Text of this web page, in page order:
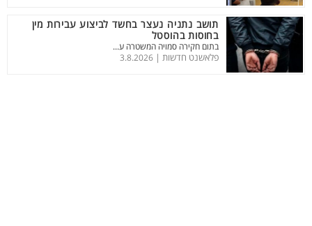
תושב נתניה נעצר בחשד לביצוע עבירות מין
בחוסות בהוסטל
בתום חקירה סמויה המשטרה ע...
פלאשנט חדשות | 3.8.2026